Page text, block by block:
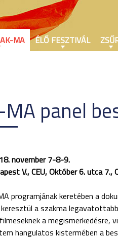
panel
november 7-8-9.
V., CEU, Október 6. utca
programjának keretében a
a szakma
a megismerkedésre,
hangulatos kistermében a
MA ÉLŐ FESZTIVÁL